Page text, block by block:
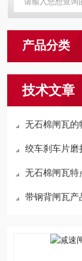
产品分类
技术文章
无石棉闸瓦的
绞车刹车片磨
无石棉闸瓦特
带钢背闸瓦产